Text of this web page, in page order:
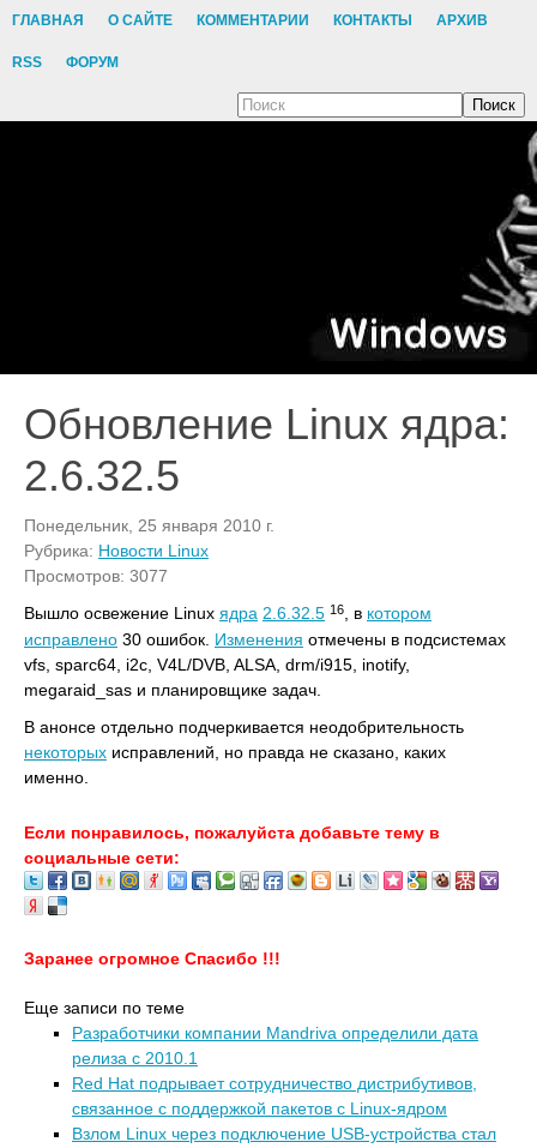
ГЛАВНАЯ О САЙТЕ КОММЕНТАРИИ КОНТАКТЫ АРХИВ
RSS ФОРУМ
Поиск
Обновление Linux ядра:
2.6.32.5
Понедельник, 25 января 2010 г.
Рубрика: Новости Linux
Просмотров: 3077
Вышло освежение Linux ядра 2.6.32.5 16 , в котором
исправлено 30 ошибок. Изменения отмечены в подсистемах
vfs, sparc64, i2c, V4L/DVB, ALSA, drm/i915, inotify,
megaraid_sas и планировщике задач.
В анонсе отдельно подчеркивается неодобрительность
некоторых исправлений, но правда не сказано, каких
именно.
Если понравилось, пожалуйста добавьте тему в
социальные сети:
Заранее огромное Спасибо !!!
Еще записи по теме
Разработчики компании Mandriva определили дата
релиза c 2010.1
Red Hat подрывает сотрудничество дистрибутивов,
связанное с поддержкой пакетов с Linux-ядром
Взлом Linux через подключение USB-устройства стал